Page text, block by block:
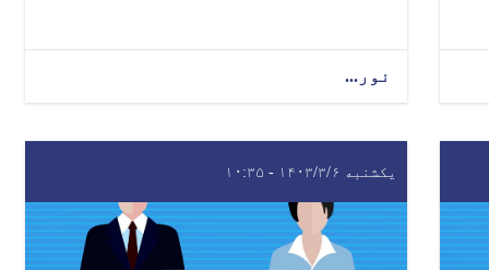
نور...
یکشنبه ۱۴۰۳/۳/۶ - ۱۰:۳۵